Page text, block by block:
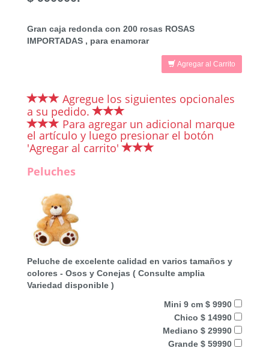
Gran caja redonda con 200 rosas ROSAS
IMPORTADAS , para enamorar
Agregar al Carrito
Agregue los siguientes opcionales
a su pedido.
Para agregar un adicional marque
el artículo y luego presionar el botón
'Agregar al carrito'
Peluches
Peluche de excelente calidad en varios tamaños y
colores - Osos y Conejas ( Consulte amplia
Variedad disponible )
Mini 9 cm $ 9990
Chico $ 14990
Mediano $ 29990
Grande $ 59990